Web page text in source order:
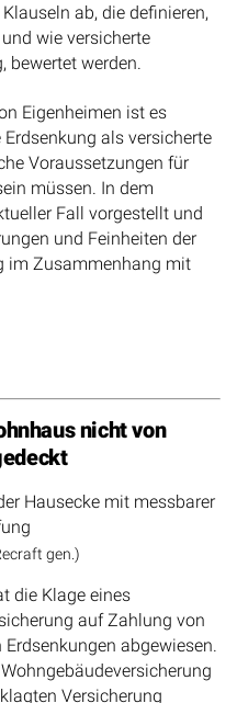
ab, die definieren,
wie versicherte
bewertet werden.
Eigenheimen ist es
als versicherte
Voraussetzungen für
müssen. In dem
Fall vorgestellt und
und Feinheiten der
im Zusammenhang mit
nicht von
gen.)
die Klage eines
auf Zahlung von
abgewiesen.
Versicherung